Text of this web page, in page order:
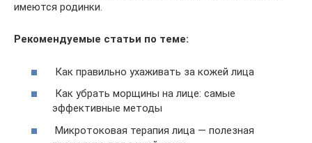
имеются родинки.
Рекомендуемые статьи по теме:
Как правильно ухаживать за кожей лица
Как убрать морщины на лице: самые
эффективные методы
Микротоковая терапия лица — полезная